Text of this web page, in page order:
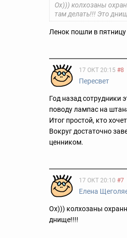
Ох))) колхозаны
там делать!!! Это
Ленок пошли в пятницу
17 ОКТ 20:15 #8
Пересвет
Год назад сотрудники
поводу лампас на
Итог простой, кто
Вокруг достаточно
ценником.
17 ОКТ 20:10 #7
Елена
Ох))) колхозаны
днище!!!!